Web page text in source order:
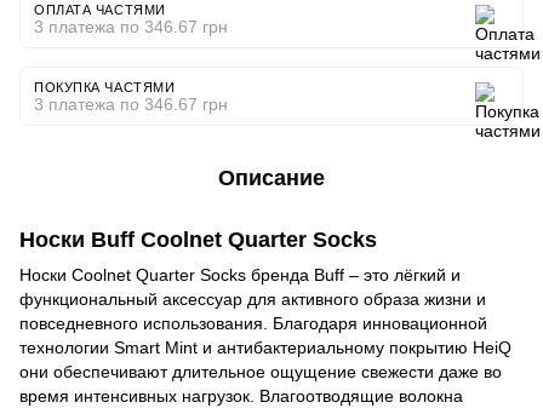
ОПЛАТА ЧАСТЯМИ
3 платежа по 346.67 грн
ПОКУПКА ЧАСТЯМИ
3 платежа по 346.67 грн
Описание
Носки Buff Coolnet Quarter Socks
Носки Coolnet Quarter Socks бренда Buff – это лёгкий и
функциональный аксессуар для активного образа жизни и
повседневного использования. Благодаря инновационной
технологии Smart Mint и антибактериальному покрытию HeiQ
они обеспечивают длительное ощущение свежести даже во
время интенсивных нагрузок. Влагоотводящие волокна